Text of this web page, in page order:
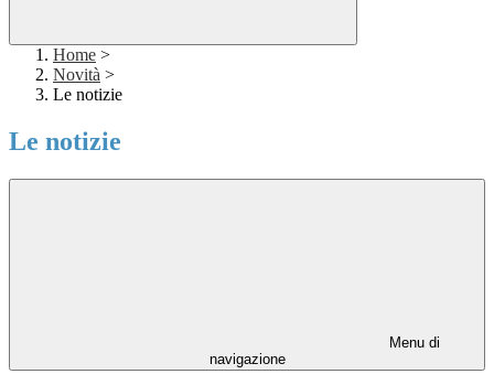
Home >
Novità >
Le notizie
Le notizie
Menu di
navigazione